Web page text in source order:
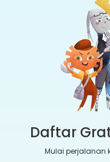
Daftar
Mulai perjalanan